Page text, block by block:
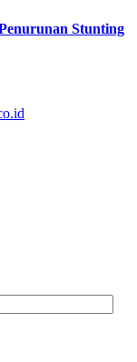
Stunting